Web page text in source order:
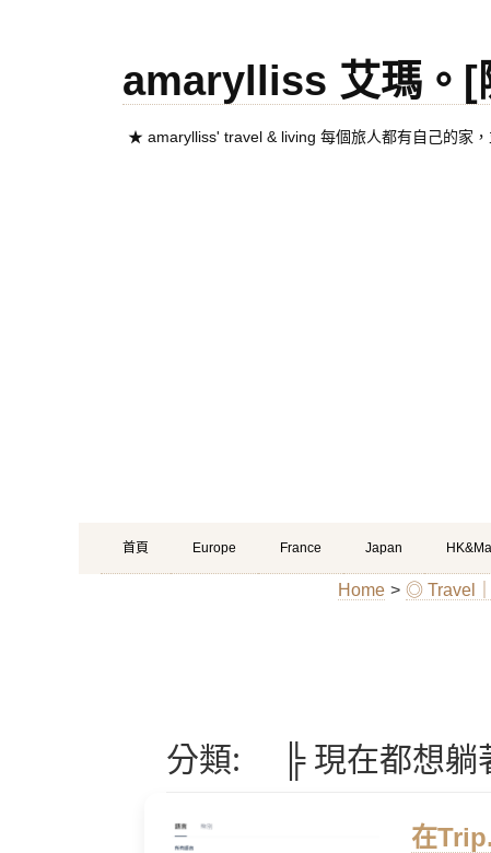
amarylliss 艾瑪。[
★ amarylliss' travel & living 每個旅人都有自己的家，
Primary
Menu
Skip
to
首頁 Europe France Japan
Home > ◎ Travel
分類: ╠ 現在都想躺
在